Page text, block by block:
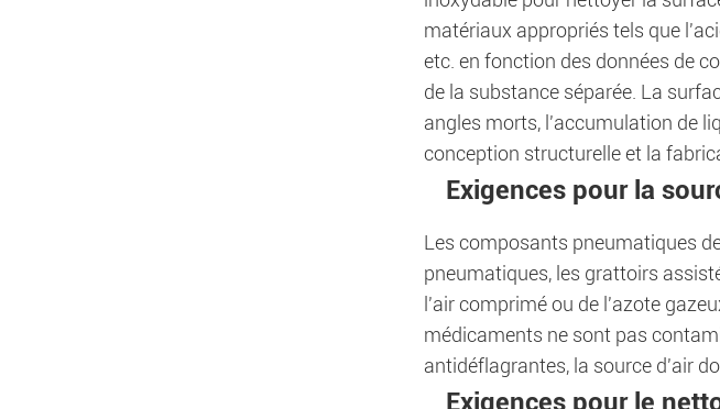
matériaux appropriés tels que
etc. en fonction des données de
de la substance séparée. La
angles morts, l'accumulation de
conception structurelle et la
Exigences pour la
Les composants pneumatiques
pneumatiques, les grattoirs
l'air comprimé ou de l'azote
médicaments ne sont pas
antidéflagrantes, la source d'air
Exigences pour le